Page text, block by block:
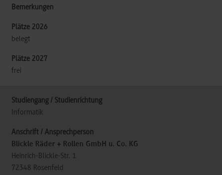
belegt
frei
Informatik
Blickle Räder + Rollen GmbH u. Co. KG
Heinrich-Blickle-Str. 1
72348 Rosenfeld